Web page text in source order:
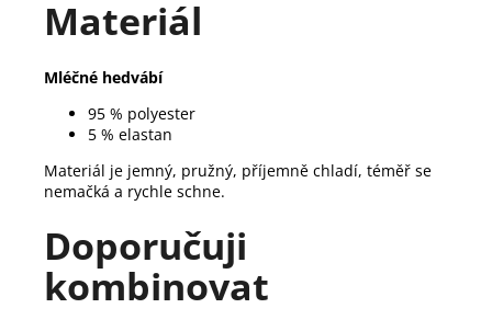
Materiál
Mléčné hedvábí
95 % polyester
5 % elastan
Materiál je jemný, pružný, příjemně chladí, téměř se
nemačká a rychle schne.
Doporučuji
kombinovat